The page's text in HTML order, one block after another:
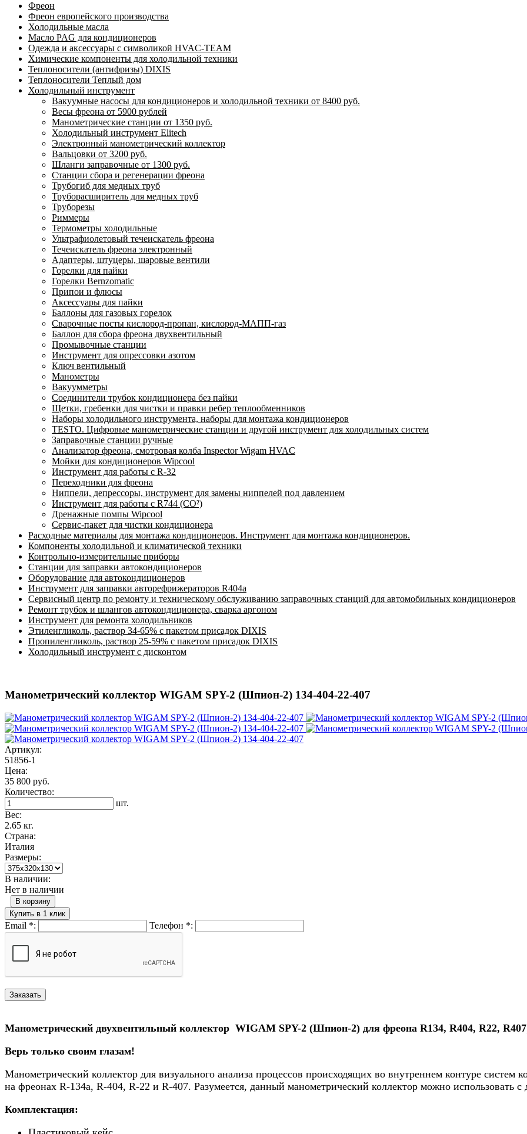
Фреон
Фреон европейского производства
Холодильные масла
Масло PAG для кондиционеров
Одежда и аксессуары с символикой HVAC-TEAM
Химические компоненты для холодильной техники
Теплоносители (антифризы) DIXIS
Теплоносители Теплый дом
Холодильный инструмент
Вакуумные насосы для кондиционеров и холодильной техники от 8400 руб.
Весы фреона от 5900 рублей
Манометрические станции от 1350 руб.
Холодильный инструмент Elitech
Электронный манометрический коллектор
Вальцовки от 3200 руб.
Шланги заправочные от 1300 руб.
Станции сбора и регенерации фреона
Трубогиб для медных труб
Труборасширитель для медных труб
Труборезы
Риммеры
Термометры холодильные
Ультрафиолетовый течеискатель фреона
Течеискатель фреона электронный
Адаптеры, штуцеры, шаровые вентили
Горелки для пайки
Горелки Bernzomatic
Припои и флюсы
Аксессуары для пайки
Баллоны для газовых горелок
Сварочные посты кислород-пропан, кислород-МАПП-газ
Баллон для сбора фреона двухвентильный
Промывочные станции
Инструмент для опрессовки азотом
Ключ вентильный
Манометры
Вакуумметры
Соединители трубок кондиционера без пайки
Щетки, гребенки для чистки и правки ребер теплообменников
Наборы холодильного инструмента, наборы для монтажа кондиционеров
TESTO. Цифровые манометрические станции и другой инструмент для холодильных систем
Заправочные станции ручные
Анализатор фреона, смотровая колба Inspector Wigam HVAC
Мойки для кондиционеров Wipcool
Инструмент для работы с R-32
Переходники для фреона
Ниппели, депрессоры, инструмент для замены ниппелей под давлением
Инструмент для работы с R744 (CO²)
Дренажные помпы Wipcool
Сервис-пакет для чистки кондиционера
Расходные материалы для монтажа кондиционеров. Инструмент для монтажа кондиционеров.
Компоненты холодильной и климатической техники
Контрольно-измерительные приборы
Станции для заправки автокондиционеров
Оборудование для автокондиционеров
Инструмент для заправки авторефрижераторов R404a
Сервисный центр по ремонту и техническому обслуживанию заправочных станций для автомобильных кондиционеров
Ремонт трубок и шлангов автокондиционера, сварка аргоном
Инструмент для ремонта холодильников
Этиленгликоль, раствор 34-65% с пакетом присадок DIXIS
Пропиленгликоль, раствор 25-59% с пакетом присадок DIXIS
Холодильный инструмент с дисконтом
Манометрический коллектор WIGAM SPY-2 (Шпион-2) 134-404-22-407
Артикул:
51856-1
Цена:
35 800 руб.
Количество:
шт.
Вес:
2.65 кг.
Страна:
Италия
Размеры:
В наличии:
Нет в наличии
В корзину
Купить в 1 клик
Email *: Телефон *:
Манометрический двухвентильный коллектор WIGAM SPY-2 (Шпион-2) для фреона R134, R404, R22, R407
Верь только своим глазам!
Манометрический коллектор для визуального анализа процессов происходящих во внутреннем контуре
на фреонах R-134a, R-404, R-22 и R-407. Разумеется, данный манометрический коллектор можно использовать
Комплектация: